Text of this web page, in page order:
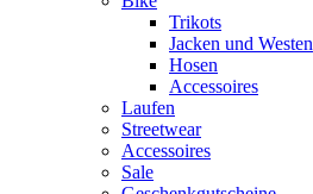
Trikots
Jacken und Westen
Hosen
Accessoires
Laufen
Streetwear
Accessoires
Sale